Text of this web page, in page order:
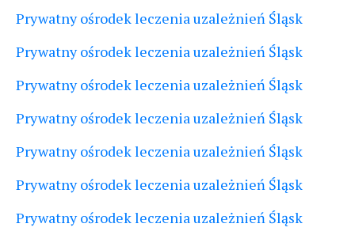
Prywatny ośrodek leczenia uzależnień Śląsk
Prywatny ośrodek leczenia uzależnień Śląsk
Prywatny ośrodek leczenia uzależnień Śląsk
Prywatny ośrodek leczenia uzależnień Śląsk
Prywatny ośrodek leczenia uzależnień Śląsk
Prywatny ośrodek leczenia uzależnień Śląsk
Prywatny ośrodek leczenia uzależnień Śląsk